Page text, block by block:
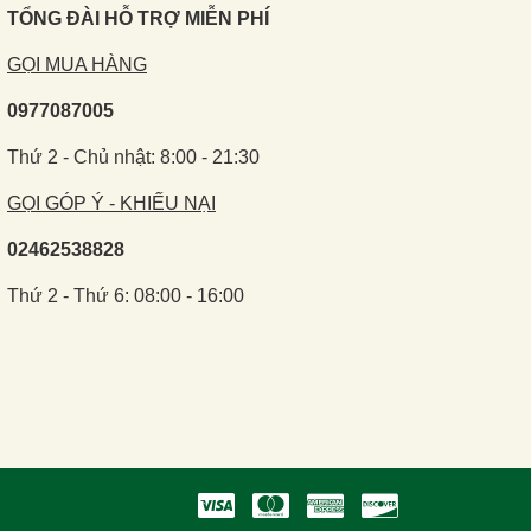
TỔNG ĐÀI HỖ TRỢ MIỄN PHÍ
GỌI MUA HÀNG
0977087005
Thứ 2 - Chủ nhật: 8:00 - 21:30
GỌI GÓP Ý - KHIẾU NẠI
02462538828
Thứ 2 - Thứ 6: 08:00 - 16:00